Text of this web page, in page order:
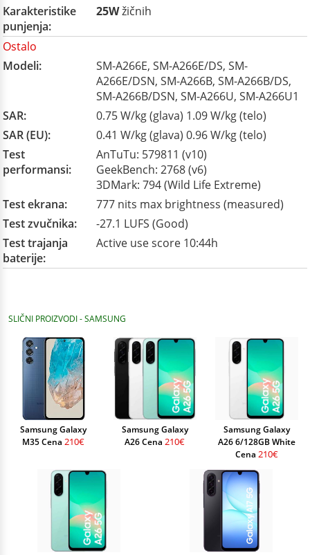
Karakteristike
punjenja:
25Wžičnih
Ostalo
Modeli:
SM-A266E, SM-A266E/DS, SM-
A266E/DSN, SM-A266B, SM-A266B/DS,
SM-A266B/DSN, SM-A266U, SM-A266U1
SAR:
0.75 W/kg (glava) 1.09 W/kg (telo)
SAR (EU):
0.41 W/kg (glava) 0.96 W/kg (telo)
Test
performansi:
AnTuTu: 579811 (v10)
GeekBench: 2768 (v6)
3DMark: 794 (Wild Life Extreme)
Test ekrana:
777 nits max brightness (measured)
Test zvučnika:
-27.1 LUFS (Good)
Test trajanja
baterije:
Active use score 10:44h
SLIČNI PROIZVODI - SAMSUNG
Samsung Galaxy
M35 Cena 210€
Samsung Galaxy
A26 Cena 210€
Samsung Galaxy
A26 6/128GB White
Cena 210€